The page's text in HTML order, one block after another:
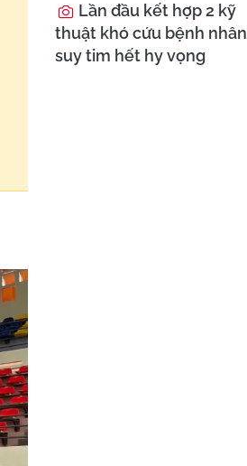
Lần đầu kết hợp 2 kỹ
thuật khó cứu bệnh nhân
suy tim hết hy vọng